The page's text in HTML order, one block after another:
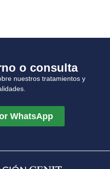
o consulta
nuestros tratamientos y
WhatsApp